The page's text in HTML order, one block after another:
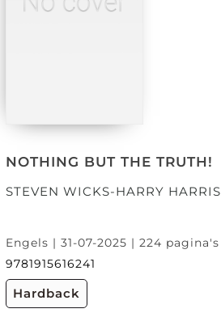
NOTHING BUT THE TRUTH!
STEVEN WICKS-HARRY HARRIS
Engels | 31-07-2025 | 224 pagina's
9781915616241
Hardback